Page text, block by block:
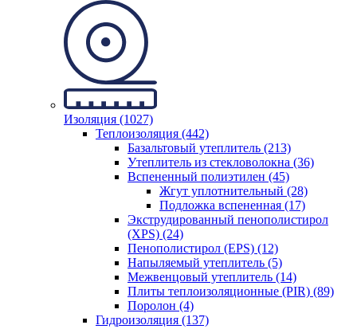
Изоляция (1027)
Теплоизоляция (442)
Базальтовый утеплитель (213)
Утеплитель из стекловолокна (36)
Вспененный полиэтилен (45)
Жгут уплотнительный (28)
Подложка вспененная (17)
Экструдированный пенополистирол
(XPS) (24)
Пенополистирол (EPS) (12)
Напыляемый утеплитель (5)
Межвенцовый утеплитель (14)
Плиты теплоизоляционные (PIR) (89)
Поролон (4)
Гидроизоляция (137)